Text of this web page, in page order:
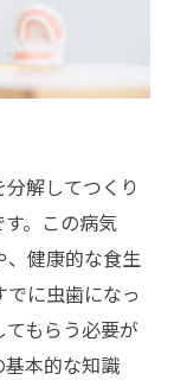
解してつくり
。この病気
、健康的な食生
に虫歯になっ
もらう必要が
本的な知識